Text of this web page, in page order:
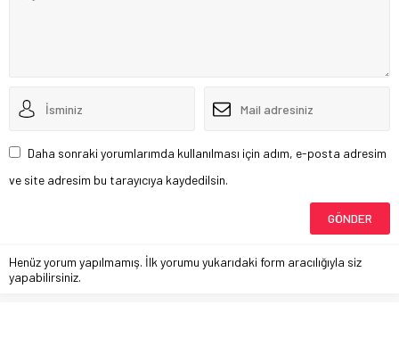
Daha sonraki yorumlarımda kullanılması için adım, e-posta adresim
ve site adresim bu tarayıcıya kaydedilsin.
Henüz yorum yapılmamış. İlk yorumu yukarıdaki form aracılığıyla siz
yapabilirsiniz.